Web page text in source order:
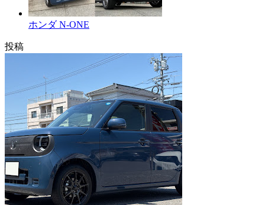
ホンダ N-ONE
投稿